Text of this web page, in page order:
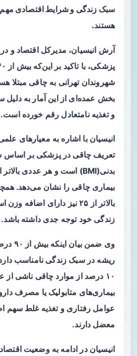
سبک زندگی و شرایط اقتصادی
هستند.
آرش انیسیان، مدیرکل اقتصاد و
شهروندان تهرانی به چاقی مبتلا
بخش عمده‌ای از این آمار به
و تغذیه نامتعادل رقم خورده است.
انیسیان با اشاره به معیارهای
تعریف چاقی در پزشکی بر اساس
بالاتر از ۲۵ نیز دارای
زندگی خود توجه جدی داشته باشد.
وی ضمن
ریشه در سبک زندگی نامناسب دارد،
۱۰ درصد از موارد چاقی ناشی از
بیماری‌های متابولیک یا مصرف
عوامل رفتاری و تغذیه غلط سهم
معضل دارند.
انیسیان در ادامه به وضعیت